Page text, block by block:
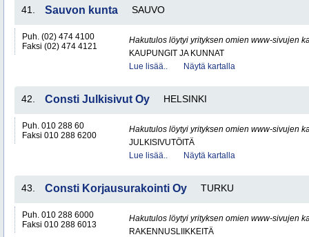
41. Sauvon kunta SAUVO
Puh. (02) 474 4100
Faksi (02) 474 4121
Hakutulos löytyi yrityksen omien www-sivujen
KAUPUNGIT JA KUNNAT
Lue lisää..
Näytä kartalla
42. Consti Julkisivut Oy HELSINKI
Puh. 010 288 60
Faksi 010 288 6200
Hakutulos löytyi yrityksen omien www-sivujen
JULKISIVUTÖITÄ
Lue lisää..
Näytä kartalla
43. Consti Korjausurakointi Oy TURKU
Puh. 010 288 6000
Faksi 010 288 6013
Hakutulos löytyi yrityksen omien www-sivujen
RAKENNUSLIIKKEITÄ